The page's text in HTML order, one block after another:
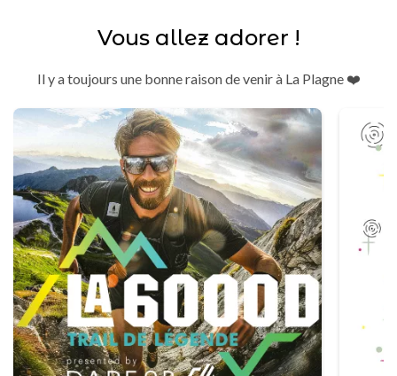
Vous allez adorer !
Il y a toujours une bonne raison de venir à La Plagne ❤️